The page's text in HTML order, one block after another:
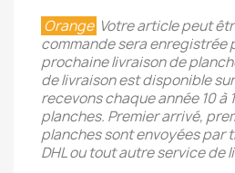
Orange Votre article peut
commande sera enregistrée
prochaine livraison de
de livraison est disponible
recevons chaque année 10 à
planches. Premier arrivé,
planches sont envoyées par
DHL ou tout autre service de